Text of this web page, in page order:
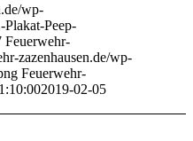
wp-
Peep-
Feuerwehr-
zazenhausen.de/wp-
Feuerwehr-
2019-02-05